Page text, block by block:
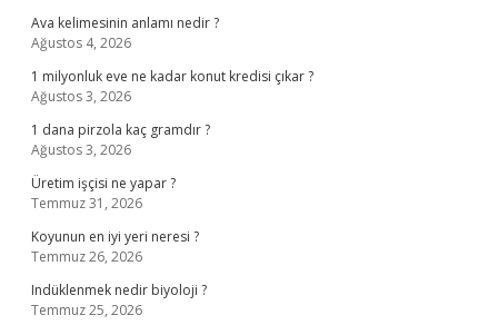
Ava kelimesinin anlamı nedir ?
Ağustos 4, 2026
1 milyonluk eve ne kadar konut kredisi çıkar ?
Ağustos 3, 2026
1 dana pirzola kaç gramdır ?
Ağustos 3, 2026
Üretim işçisi ne yapar ?
Temmuz 31, 2026
Koyunun en iyi yeri neresi ?
Temmuz 26, 2026
Indüklenmek nedir biyoloji ?
Temmuz 25, 2026